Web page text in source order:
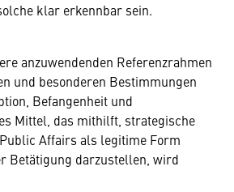
klar erkennbar sein.
anzuwendenden Referenzrahmen
und besonderen Bestimmungen
Befangenheit und
Mittel, das mithilft, strategische
Affairs als legitime Form
Betätigung darzustellen, wird